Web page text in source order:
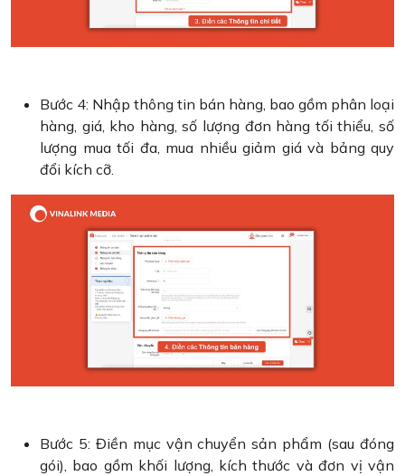
Bước 4: Nhập thông tin bán hàng, bao gồm phân loại
hàng, giá, kho hàng, số lượng đơn hàng tối thiểu, số
lượng mua tối đa, mua nhiều giảm giá và bảng quy
đổi kích cỡ.
Bước 5: Điền mục vận chuyển sản phẩm (sau đóng
gói), bao gồm khối lượng, kích thước và đơn vị vận